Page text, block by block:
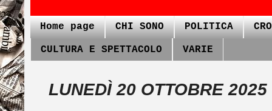
Home page CHI SONO POLITICA
CULTURA E SPETTACOLO VARIE
LUNEDÌ 20 OTTOBRE 2025